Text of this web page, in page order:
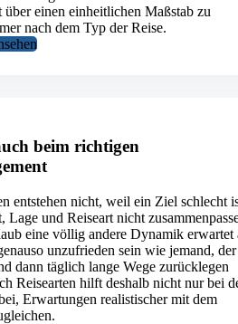
einen einheitlichen Maßstab zu
nach dem Typ der Reise.
beim richtigen
entstehen nicht, weil ein Ziel schlecht
und Reiseart nicht
eine völlig andere Dynamik erwartet
unzufrieden sein wie jemand, der
dann täglich lange Wege zurücklegen
Reisearten hilft deshalb nicht nur bei
Erwartungen realistischer mit dem